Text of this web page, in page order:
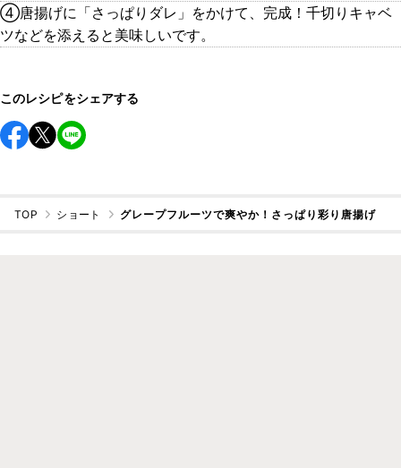
④唐揚げに「さっぱりダレ」をかけて、完成！千切りキャベ
ツなどを添えると美味しいです。
このレシピをシェアする
TOP ショート グレープフルーツで爽やか！さっぱり彩り唐揚げ